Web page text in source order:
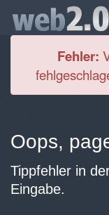
Fehler:
Oops,
Tippfehler in
Eingabe.